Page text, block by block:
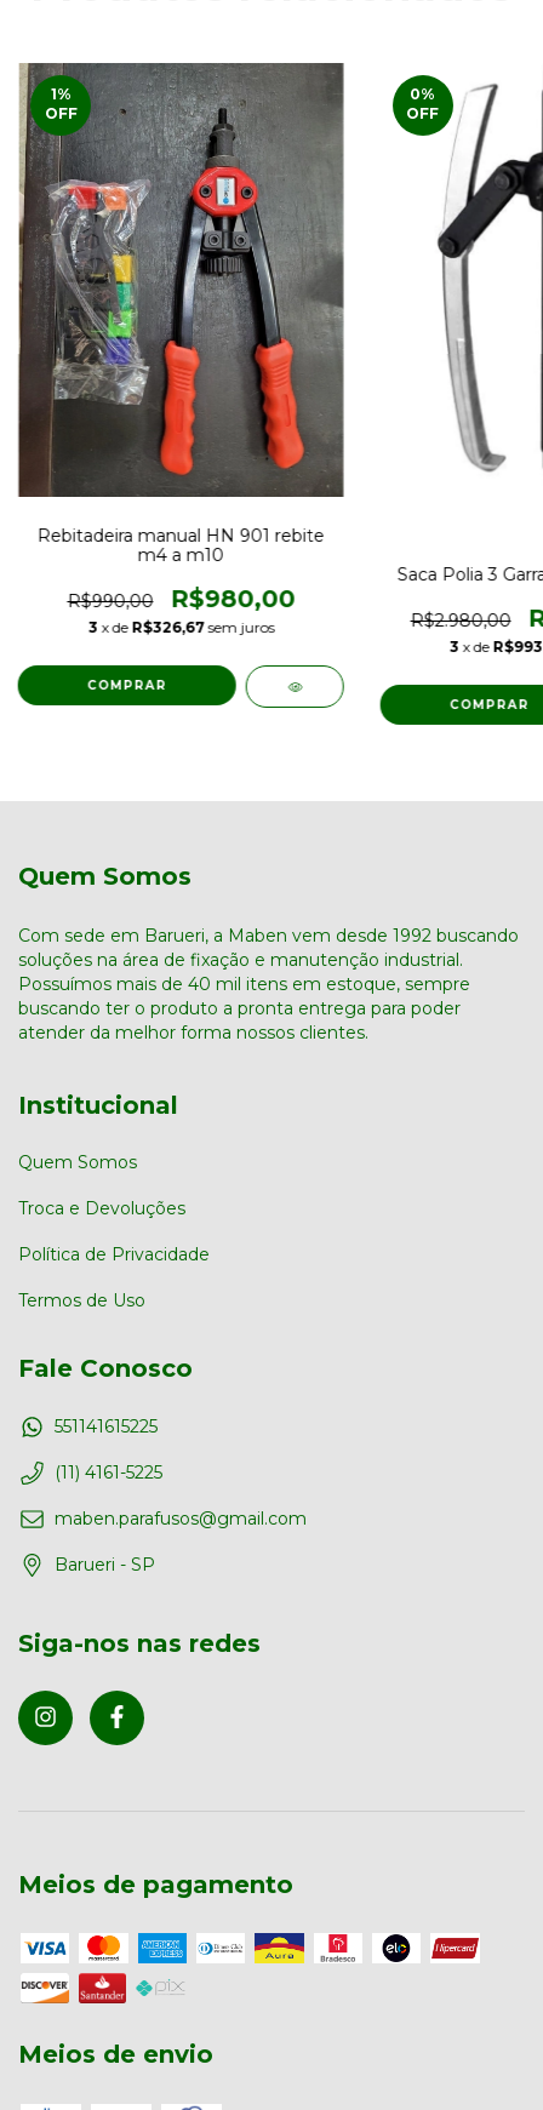
1%
OFF
Rebitadeira manual HN 901 rebite
m4 a m10
R$990,00 R$980,00
3 x de R$326,67 sem juros
0%
OFF
Saca Polia 3
R$2.980,00
3 x de
Quem Somos
Com sede em Barueri, a Maben vem desde 1992 buscando
soluções na área de fixação e manutenção industrial.
Possuímos mais de 40 mil itens em estoque, sempre
buscando ter o produto a pronta entrega para poder
atender da melhor forma nossos clientes.
Institucional
Quem Somos
Troca e Devoluções
Política de Privacidade
Termos de Uso
Fale Conosco
551141615225
(11) 4161-5225
maben.parafusos@gmail.com
Barueri - SP
Siga-nos nas redes
Meios de pagamento
Meios de envio